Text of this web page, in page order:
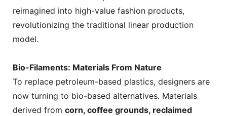
reimagined into high-value fashion products,
revolutionizing the traditional linear production
model.
Bio-Filaments: Materials From Nature
To replace petroleum-based plastics, designers are
now turning to bio-based alternatives. Materials
derived from corn, coffee grounds, reclaimed